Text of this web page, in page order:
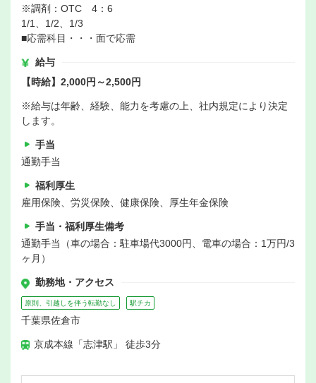
※調剤：OTC 4：6
1/1、1/2、1/3
■応需科目・・・面で応需
給与
【時給】2,000円～2,500円
※給与は年齢、経験、能力を考慮の上、社内規定により決定
します。
手当
通勤手当
福利厚生
雇用保険、労災保険、健康保険、厚生年金保険
手当・福利厚生備考
通勤手当（車の場合：駐車場代3000円、電車の場合：1万円/3
ヶ月）
勤務地・アクセス
原則、引越しを伴う転勤なし 駅チカ
千葉県佐倉市
京成本線「志津駅」 徒歩3分